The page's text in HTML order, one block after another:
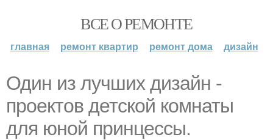
ВСЕ О РЕМОНТЕ
главная ремонт квартир ремонт дома дизайн
Один из лучших дизайн -
проектов детской комнаты
для юной принцессы.